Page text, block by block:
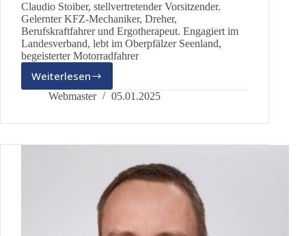
Claudio Stoiber, stellvertretender Vorsitzender.
Gelernter KFZ-Mechaniker, Dreher,
Berufskraftfahrer und Ergotherapeut. Engagiert im
Landesverband, lebt im Oberpfälzer Seenland,
begeisterter Motorradfahrer
Weiterlesen
Claudio
Stoiber
Webmaster 05.01.2025